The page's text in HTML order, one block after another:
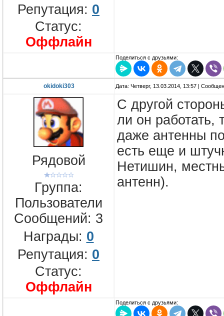
Репутация: 0
Статус:
Оффлайн
Поделиться с друзьями:
okidoki303 Дата: Четверг, 13.03.2014, 13:57 |
Рядовой
Группа:
Пользователи
Сообщений: 3
Награды: 0
Репутация: 0
Статус:
Оффлайн
С другой
ли он работать,
даже антенны
есть еще и
Нетишин,
антенн).
Поделиться с друзьями: